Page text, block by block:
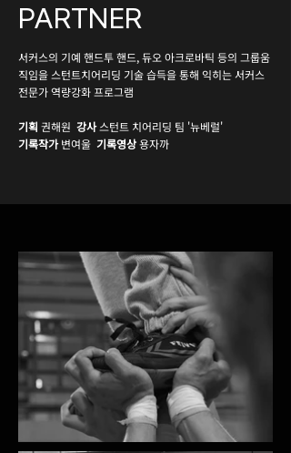
PARTNER
서커스의 기예 핸드투 핸드, 듀오 아크로바틱 등의 그룹움
직임을 스턴트치어리딩 기술 습득을 통해 익히는 서커스
전문가 역량강화 프로그램
기획 권해원 강사스턴트 치어리딩 팀 '뉴베럴'
기록작가 변여울 기록영상용자까